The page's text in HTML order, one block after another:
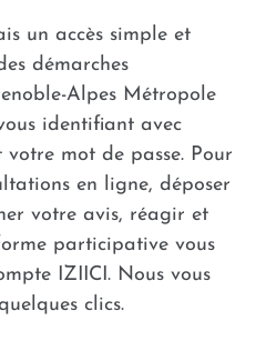
un accès simple et
démarches
Alpes Métropole
identifiant avec
mot de passe. Pour
en ligne, déposer
votre avis, réagir et
participative vous
IZIICI. Nous vous
clics.